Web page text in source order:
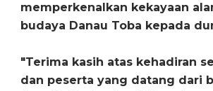
memperkenalkan kekayaan
budaya Danau Toba kepada
"Terima kasih atas kehadiran
dan peserta yang datang dari